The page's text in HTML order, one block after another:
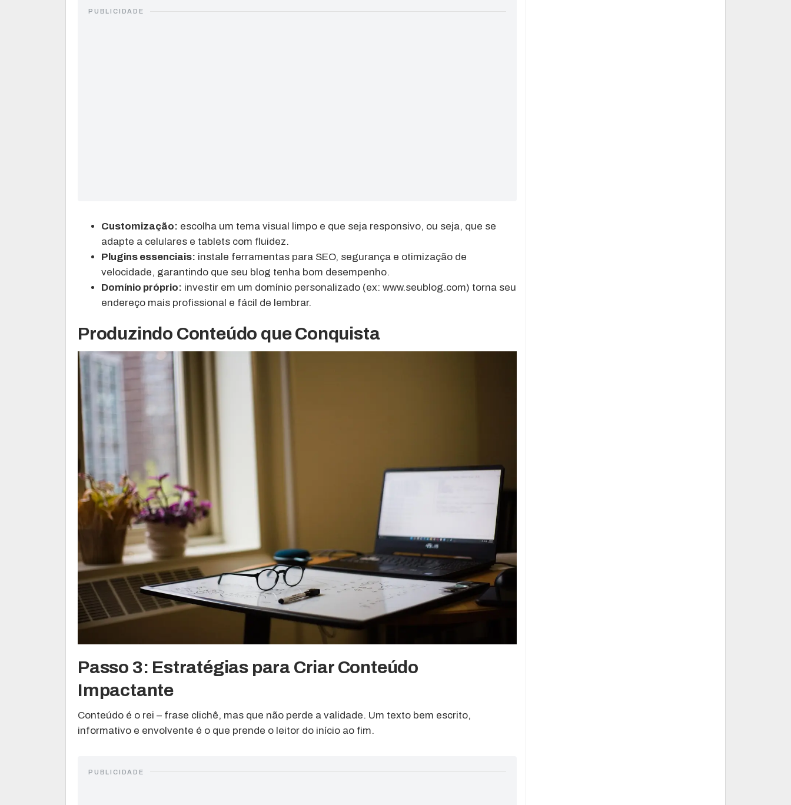
PUBLICIDADE
Customização: escolha um tema visual limpo e que seja responsivo, ou seja, que se
adapte a celulares e tablets com fluidez.
Plugins essenciais: instale ferramentas para SEO, segurança e otimização de
velocidade, garantindo que seu blog tenha bom desempenho.
Domínio próprio: investir em um domínio personalizado (ex: www.seublog.com) torna seu
endereço mais profissional e fácil de lembrar.
Produzindo Conteúdo que Conquista
Passo 3: Estratégias para Criar Conteúdo
Impactante
Conteúdo é o rei – frase clichê, mas que não perde a validade. Um texto bem escrito,
informativo e envolvente é o que prende o leitor do início ao fim.
PUBLICIDADE